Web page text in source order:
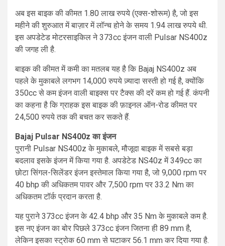
अब इस बाइक की कीमत 1.80 लाख रुपये (एक्स-शोरूम) है, जो इस
महीने की शुरुआत में बाज़ार में लॉन्च होने के समय 1.94 लाख रुपये थी.
इस अपडेटेड मोटरसाइकिल ने 373cc इंजन वाली Pulsar NS400z
की जगह ली है.
बाइक की कीमत में कमी का मतलब यह है कि Bajaj NS400z अब
पहले के मुकाबले लगभग 14,000 रुपये ज़्यादा सस्ती हो गई है, क्योंकि
350cc से कम इंजन वाली बाइक्स पर टैक्स की दरें कम हो गई हैं. कंपनी
का कहना है कि ग्राहक इस बाइक की फ़ाइनल ऑन-रोड कीमत पर
24,500 रुपये तक की बचत कर सकते हैं.
Bajaj Pulsar NS400z का इंजन
पुरानी Pulsar NS400z के मुकाबले, मौजूदा बाइक में सबसे बड़ा
बदलाव इसके इंजन में किया गया है. अपडेटेड NS40z में 349cc का
छोटा सिंगल-सिलेंडर इंजन इस्तेमाल किया गया है, जो 9,000 rpm पर
40 bhp की अधिकतम पावर और 7,500 rpm पर 33.2 Nm का
अधिकतम टॉर्क प्रदान करता है.
यह पुराने 373cc इंजन के 42.4 bhp और 35 Nm के मुकाबले कम है.
इस नए इंजन का बोर पिछले 373cc इंजन जितना ही 89 mm है,
लेकिन इसका स्ट्रोक 60 mm से घटाकर 56.1 mm कर दिया गया है.